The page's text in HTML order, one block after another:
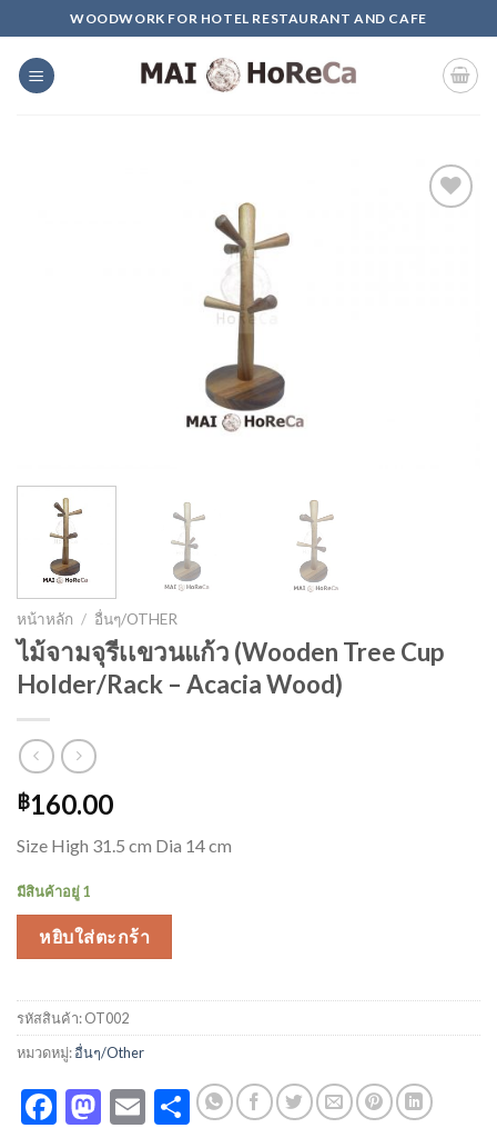
to
content
WOODWORK FOR HOTEL RESTAURANT AND CAFE
หน้าหลัก / อื่นๆ/OTHER
ไม้จามจุรีเเขวนแก้ว (Wooden Tree Cup
Holder/Rack – Acacia Wood)
฿160.00
Size High 31.5 cm Dia 14 cm
มีสินค้าอยู่ 1
หยิบใส่ตะกร้า
รหัสสินค้า:OT002
หมวดหมู่:อื่นๆ/Other
Facebook
Mastodon
EmailShare